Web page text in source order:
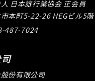
日本旅行業協会 正会員
本町5-22-26 HEGビル5階
487-7024
份有限公司